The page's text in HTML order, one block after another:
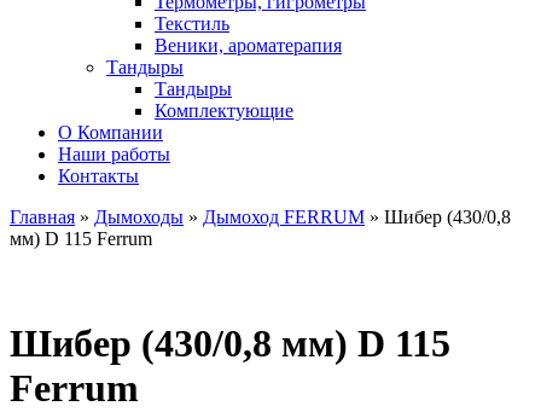
Текстиль
Веники, ароматерапия
Тандыры
Тандыры
Комплектующие
О Компании
Наши работы
Контакты
Главная » Дымоходы » Дымоход FERRUM » Шибер (430/0,8
мм) D 115 Ferrum
Шибер (430/0,8 мм) D 115
Ferrum